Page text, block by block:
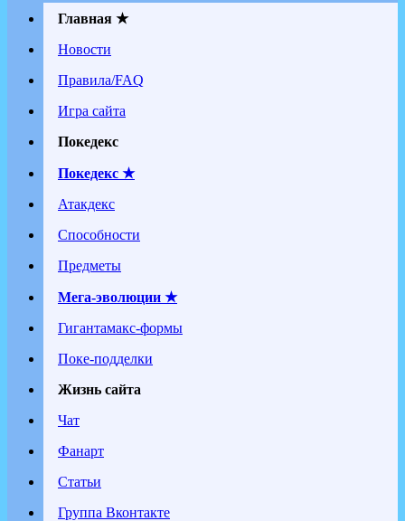
Главная ★
Новости
Правила/FAQ
Игра сайта
Покедекс
Покедекс ★
Атакдекс
Способности
Предметы
Мега-эволюции ★
Гигантамакс-формы
Поке-подделки
Жизнь сайта
Чат
Фанарт
Статьи
Группа Вконтакте